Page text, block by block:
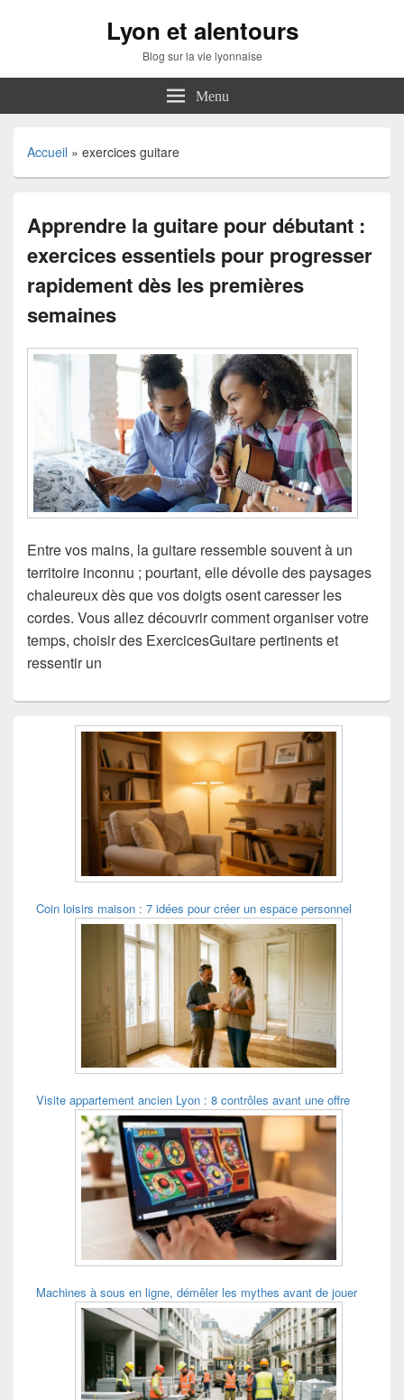
Lyon et alentours
Blog sur la vie lyonnaise
Menu
Accueil » exercices guitare
Apprendre la guitare pour débutant :
exercices essentiels pour progresser
rapidement dès les premières
semaines
Entre vos mains, la guitare ressemble souvent à un
territoire inconnu ; pourtant, elle dévoile des paysages
chaleureux dès que vos doigts osent caresser les
cordes. Vous allez découvrir comment organiser votre
temps, choisir des ExercicesGuitare pertinents et
ressentir un
Coin loisirs maison : 7 idées pour créer un espace personnel
Visite appartement ancien Lyon : 8 contrôles avant une offre
Machines à sous en ligne, démêler les mythes avant de jouer